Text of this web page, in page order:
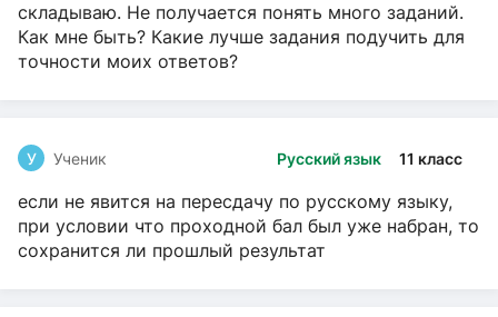
складываю. Не получается понять много заданий.
Как мне быть? Какие лучше задания подучить для
точности моих ответов?
Русский язык 11 класс
У Ученик
если не явится на пересдачу по русскому языку,
при условии что проходной бал был уже набран, то
сохранится ли прошлый результат